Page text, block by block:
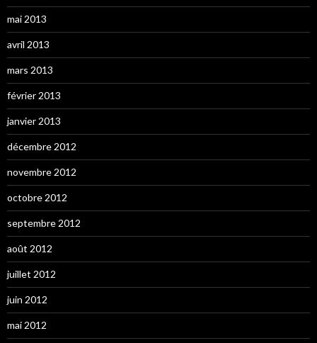
mai 2013
avril 2013
mars 2013
février 2013
janvier 2013
décembre 2012
novembre 2012
octobre 2012
septembre 2012
août 2012
juillet 2012
juin 2012
mai 2012